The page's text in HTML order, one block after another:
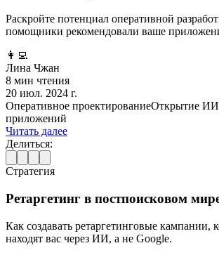
Раскройте потенциал оперативной
помощники рекомендовали ваше
👩‍💻
Лина Чжан
8 мин чтения
20 июл. 2024 г.
Оперативное проектированиеОткрытие ИИ
приложений
Читать далее
Делиться:
Стратегия
Ретаргетинг в постпоисковом
Как создавать ретаргетинговые кампании,
находят вас через ИИ, а не Google.